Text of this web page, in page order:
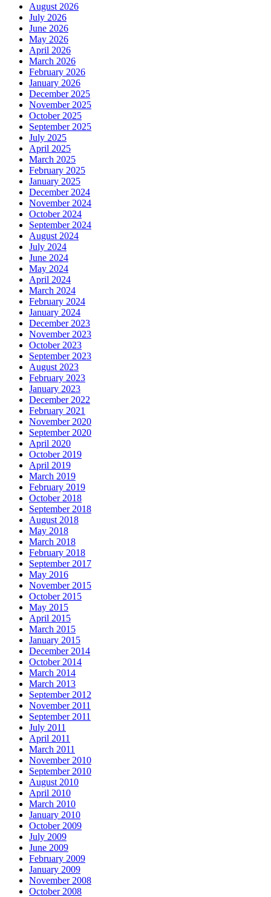
August 2026
July 2026
June 2026
May 2026
April 2026
March 2026
February 2026
January 2026
December 2025
November 2025
October 2025
September 2025
July 2025
April 2025
March 2025
February 2025
January 2025
December 2024
November 2024
October 2024
September 2024
August 2024
July 2024
June 2024
May 2024
April 2024
March 2024
February 2024
January 2024
December 2023
November 2023
October 2023
September 2023
August 2023
February 2023
January 2023
December 2022
February 2021
November 2020
September 2020
April 2020
October 2019
April 2019
March 2019
February 2019
October 2018
September 2018
August 2018
May 2018
March 2018
February 2018
September 2017
May 2016
November 2015
October 2015
May 2015
April 2015
March 2015
January 2015
December 2014
October 2014
March 2014
March 2013
September 2012
November 2011
September 2011
July 2011
April 2011
March 2011
November 2010
September 2010
August 2010
April 2010
March 2010
January 2010
October 2009
July 2009
June 2009
February 2009
January 2009
November 2008
October 2008